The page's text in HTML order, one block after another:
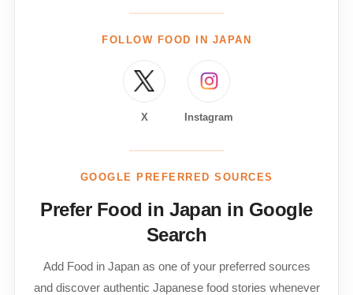
FOLLOW FOOD IN JAPAN
X Instagram
GOOGLE PREFERRED SOURCES
Prefer Food in Japan in Google
Search
Add Food in Japan as one of your preferred sources
and discover authentic Japanese food stories whenever